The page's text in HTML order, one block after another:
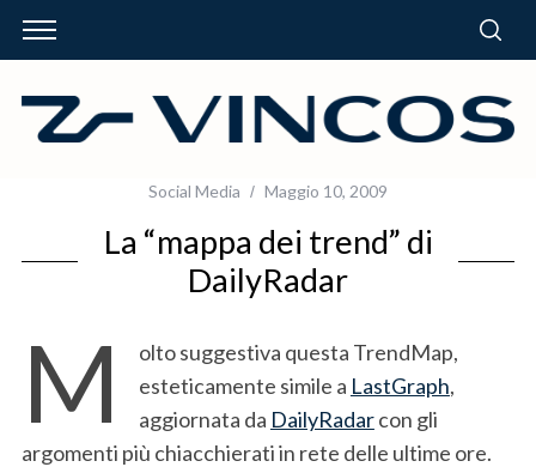
Social Media Maggio 10, 2009
La “mappa dei trend” di
DailyRadar
M
olto suggestiva questa TrendMap,
esteticamente simile a LastGraph,
aggiornata da DailyRadarcon gli
argomenti più chiacchierati in rete delle ultime ore.